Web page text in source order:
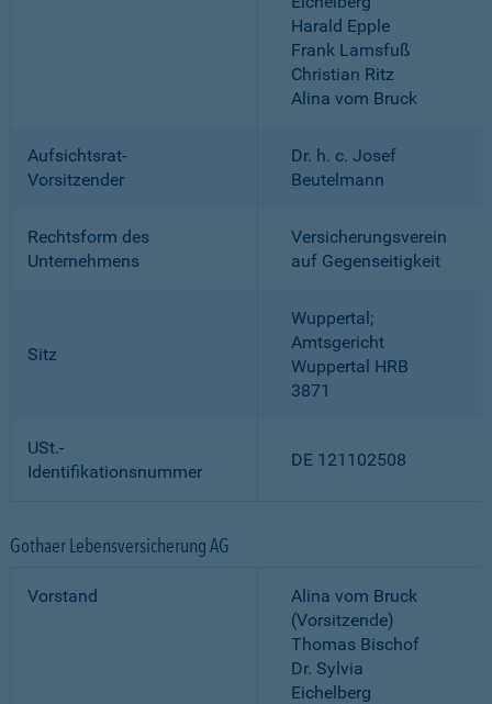
Harald Epple
Frank Lamsfuß
Christian Ritz
Alina vom Bruck
Aufsichtsrat-
Vorsitzender
Dr. h. c. Josef
Beutelmann
Rechtsform des
Unternehmens
Versicherungsverein
auf Gegenseitigkeit
Sitz
Wuppertal;
Amtsgericht
Wuppertal HRB
3871
USt.-
Identifikationsnummer
DE 121102508
Gothaer Lebensversicherung AG
Vorstand
Alina vom Bruck
(Vorsitzende)
Thomas Bischof
Dr. Sylvia
Eichelberg